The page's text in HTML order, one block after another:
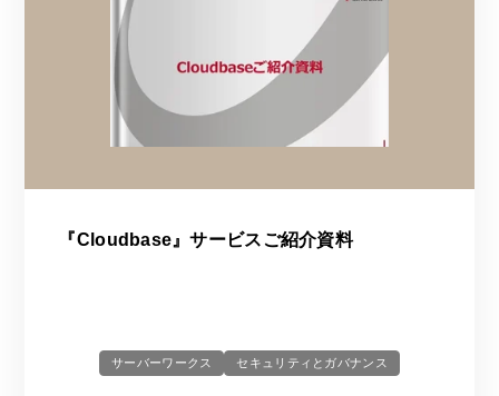
『Cloudbase』サービスご紹介資料
サーバーワークス セキュリティとガバナンス